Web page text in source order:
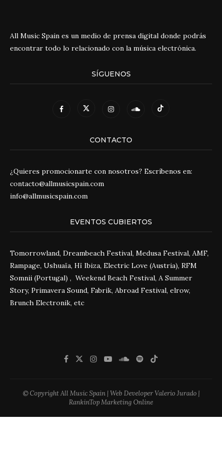
All Music Spain es un medio de prensa digital donde podrás
encontrar todo lo relacionado con la música electrónica.
SÍGUENOS
CONTACTO
¿Quieres promocionarte con nosotros? Escríbenos en:
contacto@allmusicspain.com
info@allmusicspain.com
EVENTOS CUBIERTOS
Tomorrowland, Dreambeach Festival, Medusa Festival, AMF,
Rampage, Ushuaïa, Hï Ibiza, Electric Love (Austria), RFM
Somnii (Portugal) , Weekend Beach Festival, A Summer
Story, Primavera Sound, Fabrik, Abroad Festival, elrow,
Brunch Electronik, etc
© Copyright All Music Spain | Web Developer Valerio Jurado |
RankinTop Marketing Online